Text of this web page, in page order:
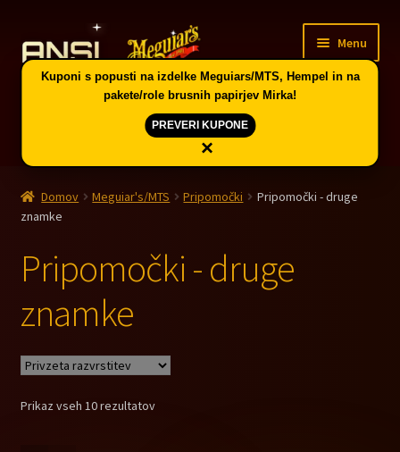
to
navigation
to
content
Menu
Domov
Vodič po skupinah artiklov in kuponi
Expand
Trgovina
PE CELJE
Splošni pogoji
Domov Meguiar's/MTS Pripomočki
Pripomočki - druge
znamke
Pripomočki - druge
znamke
Prikaz vseh 10 rezultatov
Kuponi s popusti na izdelke Meguiars/MTS, Hempel in na
pakete/role brusnih papirjev Mirka!
PREVERI KUPONE
×